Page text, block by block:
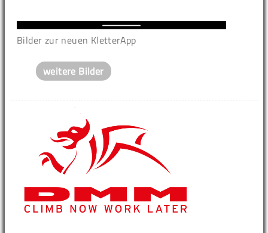
Bilder zur neuen KletterApp
weitere Bilder